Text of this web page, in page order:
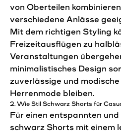
von Oberteilen
verschiedene Anlässe
Mit dem richtigen Styling
Freizeitausflügen zu
Veranstaltungen
minimalistisches Design
zuverlässige und
Herrenmode bleiben.
2. Wie Stil Schwarz Shorts für
Für einen entspannten und
schwarz Shorts mit einem